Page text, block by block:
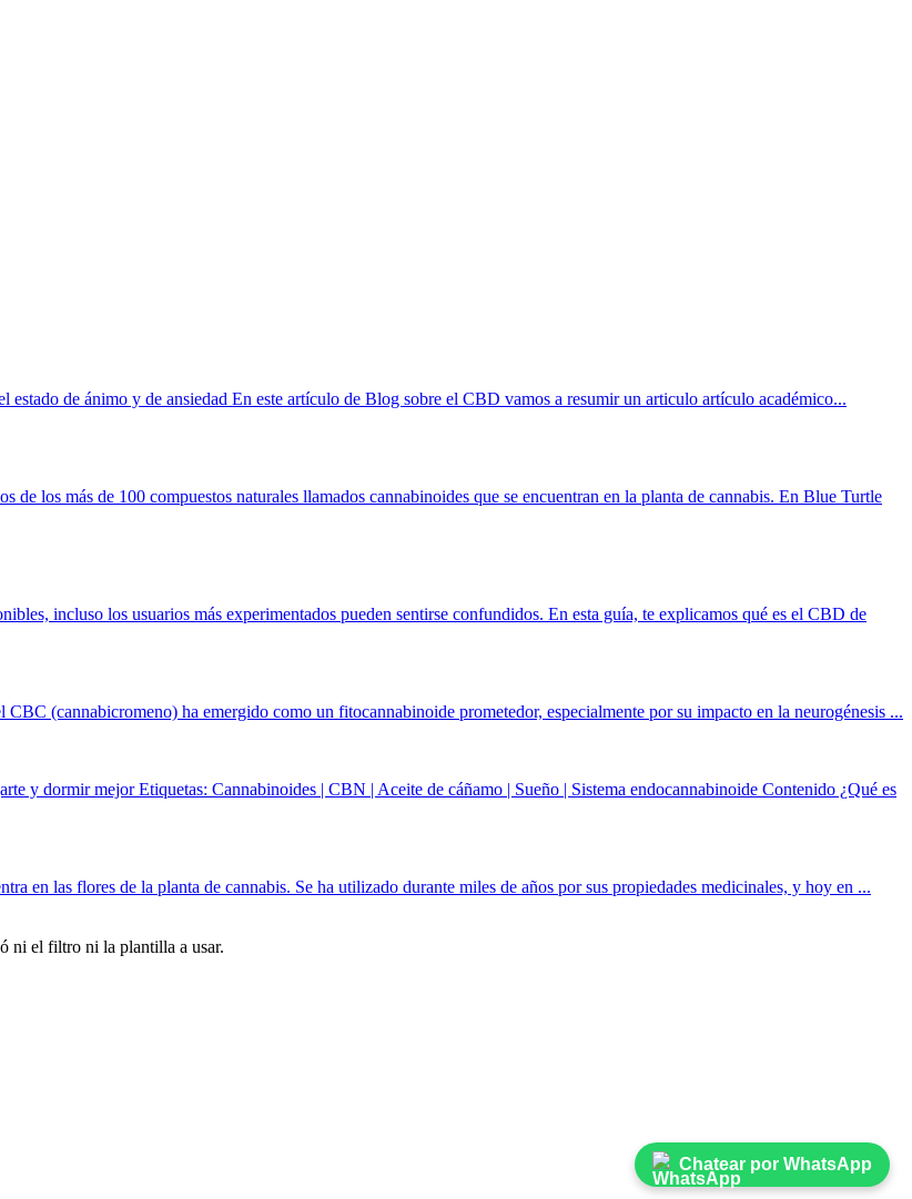
de ánimo y de ansiedad En este artículo de Blog sobre el CBD vamos a resumir un articulo artículo académico...
los más de 100 compuestos naturales llamados cannabinoides que se encuentran en la planta de cannabis. En Blue Turtle
incluso los usuarios más experimentados pueden sentirse confundidos. En esta guía, te explicamos qué es el CBD de
(cannabicromeno) ha emergido como un fitocannabinoide prometedor, especialmente por su impacto en la neurogénesis ...
y dormir mejor Etiquetas: Cannabinoides | CBN | Aceite de cáñamo | Sueño | Sistema endocannabinoide Contenido ¿Qué es
en las flores de la planta de cannabis. Se ha utilizado durante miles de años por sus propiedades medicinales, y hoy en ...
ni el filtro ni la plantilla a usar.
Chatear por WhatsApp